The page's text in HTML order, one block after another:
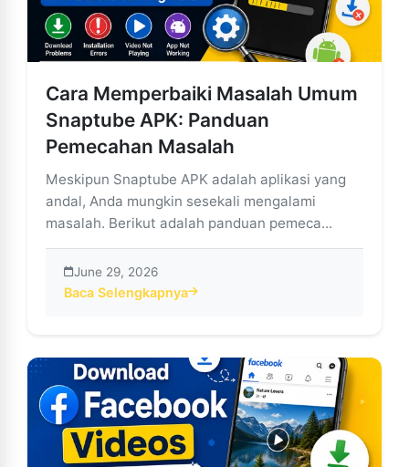
Cara Memperbaiki Masalah Umum
Snaptube APK: Panduan
Pemecahan Masalah
Meskipun Snaptube APK adalah aplikasi yang
andal, Anda mungkin sesekali mengalami
masalah. Berikut adalah panduan pemeca...
June 29, 2026
Baca Selengkapnya
about Cara Memperbaiki Masalah Umum Snaptube